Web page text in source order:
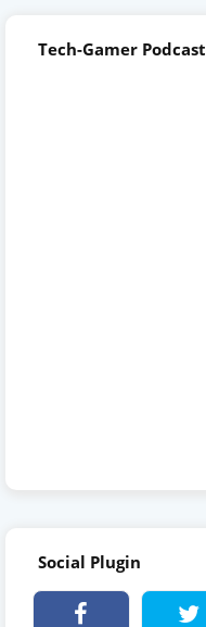
Tech-Gamer Podcast
Social Plugin